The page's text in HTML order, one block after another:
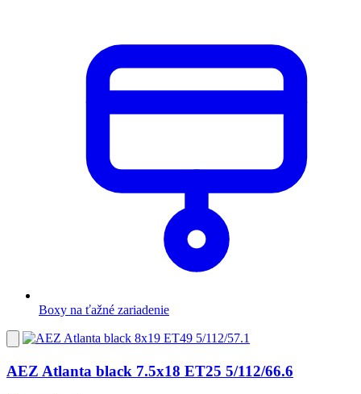
Boxy na ťažné zariadenie
Pridať
do
AEZ Atlanta black 7.5x18 ET25 5/112/66.6